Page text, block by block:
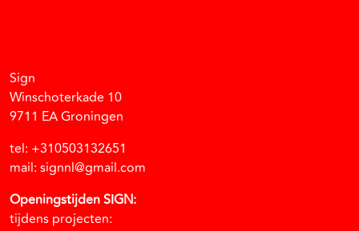
Sign
Winschoterkade 10
9711 EA Groningen
tel: +310503132651
mail: signnl@gmail.com
Openingstijden SIGN:
tijdens projecten: